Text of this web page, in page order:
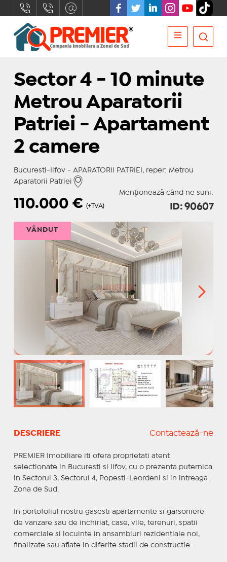
Sector 4 - 10 minute
Metrou Aparatorii
Patriei - Apartament
2 camere
Bucuresti-Ilfov - APARATORII PATRIEI, reper: Metrou
Aparatorii Patriei
Menționează când ne suni:
110.000 € (+TVA) ID: 90607
VÂNDUT
DESCRIERE Contactează-ne
PREMIER Imobiliare iti ofera proprietati atent
selectionate in Bucuresti si Ilfov, cu o prezenta puternica
in Sectorul 3, Sectorul 4, Popesti-Leordeni si in intreaga
Zona de Sud.
In portofoliul nostru gasesti apartamente si garsoniere
de vanzare sau de inchiriat, case, vile, terenuri, spatii
comerciale si locuinte in ansambluri rezidentiale noi,
finalizate sau aflate in diferite stadii de constructie.